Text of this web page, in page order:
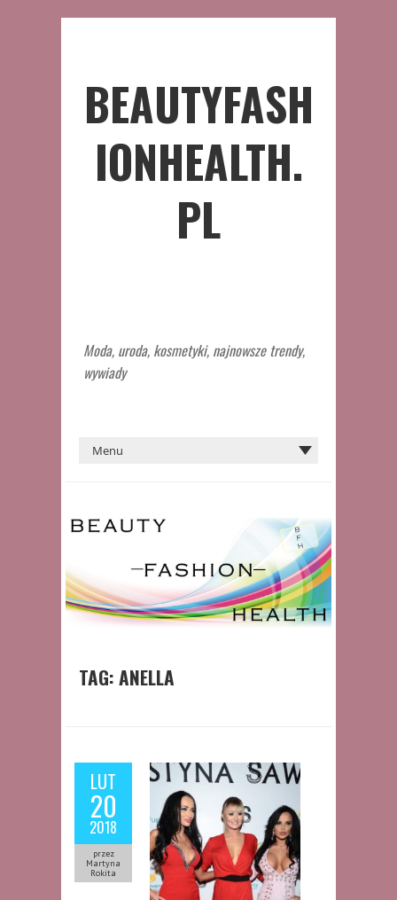
BEAUTYFASH
IONHEALTH.
PL
Moda, uroda, kosmetyki, najnowsze trendy,
wywiady
TAG:ANELLA
LUT
20
2018
przez
Martyna
Rokita